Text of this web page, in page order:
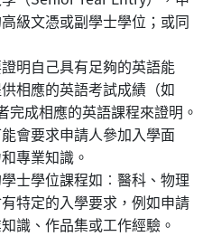
級文憑或副學士學位；或同
證明自己具有足夠的英語能
相應的英語考試成績（如
完成相應的英語課程來證明。
能會要求申請人參加入學面
專業知識。
學士學位課程如︰醫科、物理
特定的入學要求，例如申請
識、作品集或工作經驗。